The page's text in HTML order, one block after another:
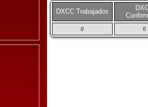
DXCC Trabajados
0 0